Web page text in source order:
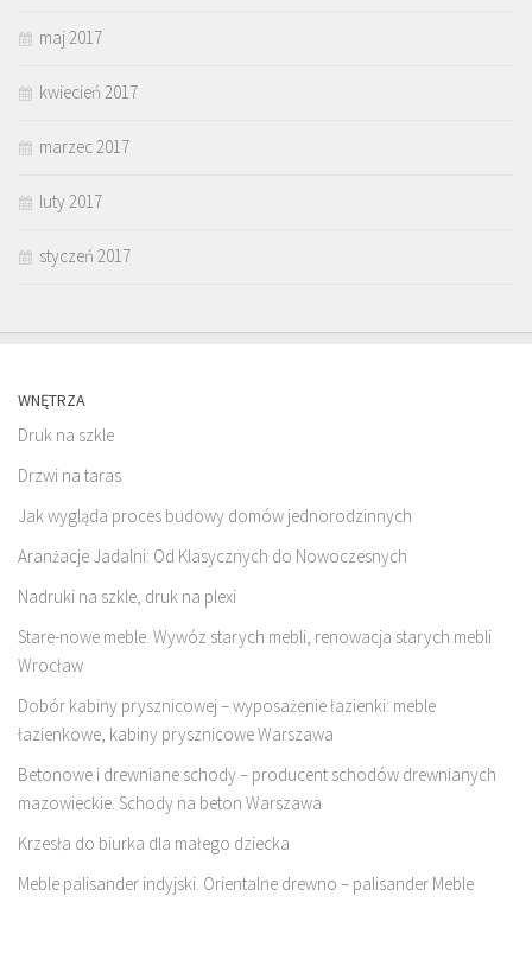
maj 2017
kwiecień 2017
marzec 2017
luty 2017
styczeń 2017
WNĘTRZA
Druk na szkle
Drzwi na taras
Jak wygląda proces budowy domów jednorodzinnych
Aranżacje Jadalni: Od Klasycznych do Nowoczesnych
Nadruki na szkle, druk na plexi
Stare-nowe meble. Wywóz starych mebli, renowacja starych mebli
Wrocław
Dobór kabiny prysznicowej – wyposażenie łazienki: meble
łazienkowe, kabiny prysznicowe Warszawa
Betonowe i drewniane schody – producent schodów drewnianych
mazowieckie. Schody na beton Warszawa
Krzesła do biurka dla małego dziecka
Meble palisander indyjski. Orientalne drewno – palisander Meble